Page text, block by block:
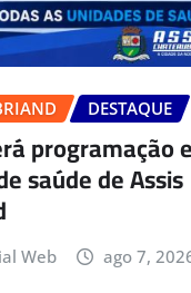
DESTAQUE
programação
saúde de Assis
Web ago 7,